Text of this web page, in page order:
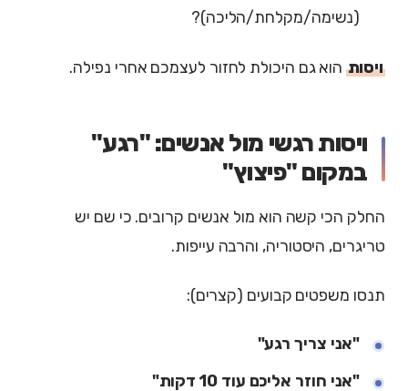
(נשימה/מקלחת/הליכה)?
ויסותהוא גם היכולת לחזור לעצמכם אחרי נפילה.
ויסות רגשי מול אנשים: "רגע"
במקום "פיצוץ"
החלק הכי קשה הוא מול אנשים קרובים. כי שם יש
טריגרים, היסטוריה, והרבה עייפות.
תנסו משפטים קבועים (קצרים):
"אני צריך רגע"
"אני חוזר אליכם עוד 10 דקות"